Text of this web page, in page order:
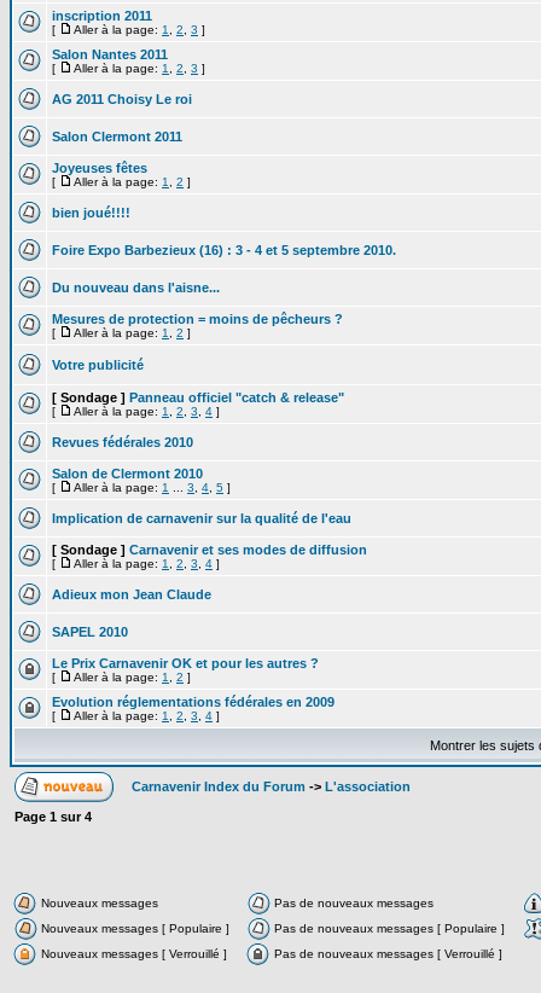
inscription 2011
[ Aller à la page: 1 2 3 ]
Salon Nantes 2011
[ Aller à la page: 1 2 3 ]
AG 2011 Choisy Le roi
Salon Clermont 2011
Joyeuses fêtes
[ Aller à la page: 1 2 ]
bien joué!!!!
Foire Expo Barbezieux (16) : 3 - 4 et 5 septembre 2010.
Du nouveau dans l'aisne...
Mesures de protection = moins de pêcheurs ?
[ Aller à la page: 1 2 ]
Votre publicité
[ Sondage ] Panneau officiel "catch & release"
[ Aller à la page: 1 2 3 4 ]
Revues fédérales 2010
Salon de Clermont 2010
[ Aller à la page: 1 3 4 5 ]
Implication de carnavenir sur la qualité de l'eau
[ Sondage ] Carnavenir et ses modes de diffusion
[ Aller à la page: 1 2 3 4 ]
Adieux mon Jean Claude
SAPEL 2010
Le Prix Carnavenir OK et pour les autres ?
[ Aller à la page: 1 2 ]
Evolution réglementations fédérales en 2009
[ Aller à la page: 1 2 3 4 ]
Montrer les sujets
Carnavenir Index du Forum -> L'association
Page 1 sur4
Nouveaux messages
Pas de nouveaux messages
Nouveaux messages [ Populaire ]
Pas de nouveaux messages [ Populaire ]
Nouveaux messages [ Verrouillé ]
Pas de nouveaux messages [ Verrouillé ]